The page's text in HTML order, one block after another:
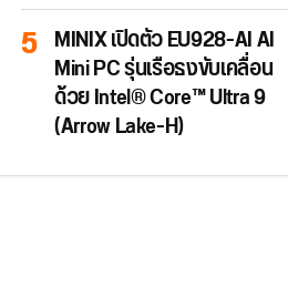
MINIX เปิดตัว EU928-AI AI
Mini PC รุ่นเรือธงขับเคลื่อน
ด้วย Intel® Core™ Ultra 9
(Arrow Lake-H)